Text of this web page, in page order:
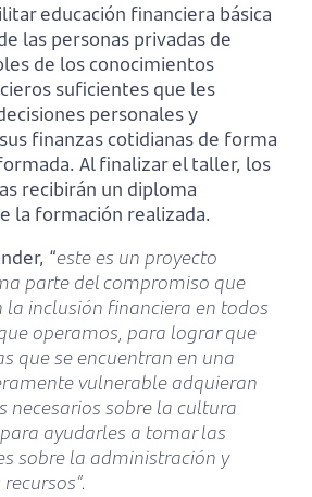
educación financiera básica
las personas privadas de
de los conocimientos
suficientes que les
personales y
finanzas cotidianas de forma
Al finalizar el taller, los
recibirán un diploma
la formación realizada.
“este es un proyecto
parte del compromiso que
inclusión financiera en todos
operamos, para lograr que
que se encuentran en una
vulnerable adquieran
necesarios sobre la cultura
ayudarles a tomar las
sobre la administración y